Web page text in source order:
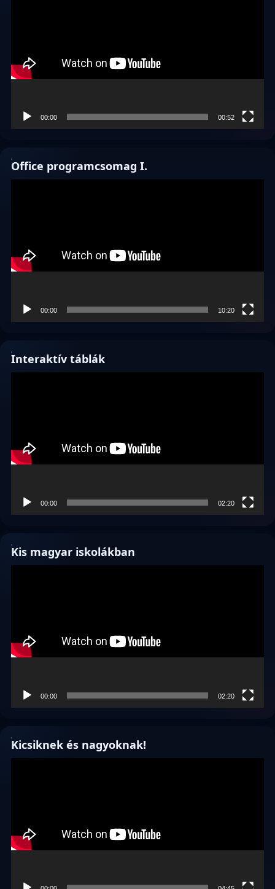
00:00 00:52
Office programcsomag I.
00:00 10:20
Interaktív táblák
00:00 02:20
Kis magyar iskolákban
00:00 02:20
Kicsiknek és nagyoknak!